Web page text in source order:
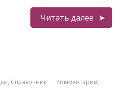
Читать далее
, Справочник
Комментарии: